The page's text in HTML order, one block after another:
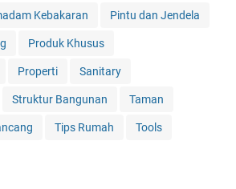
Kebakaran Pintu dan Jendela
Produk Khusus
Properti Sanitary
Struktur Bangunan Taman
Tips Rumah Tools